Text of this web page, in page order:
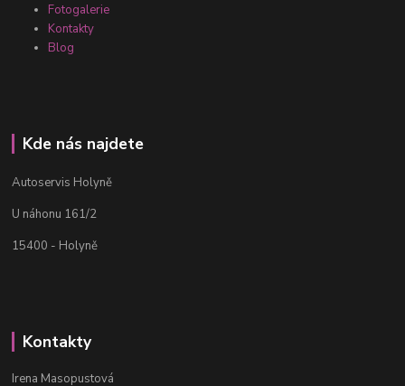
Fotogalerie
Kontakty
Blog
Kde nás najdete
Autoservis Holyně
U náhonu 161/2
15400 - Holyně
Kontakty
Irena Masopustová